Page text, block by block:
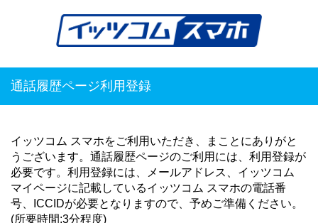
通話履歴ページ利用登録
イッツコム スマホをご利用いただき、まことにありがと
うございます。通話履歴ページのご利用には、利用登録が
必要です。利用登録には、メールアドレス、イッツコム
マイページに記載しているイッツコム スマホの電話番
号、ICCIDが必要となりますので、予めご準備ください。
(所要時間:3分程度)